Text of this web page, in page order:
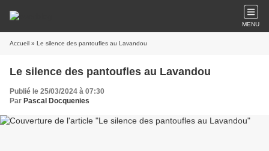
MENU
Accueil » Le silence des pantoufles au Lavandou
Le silence des pantoufles au Lavandou
Publié le 25/03/2024 à 07:30
Par Pascal Docquenies